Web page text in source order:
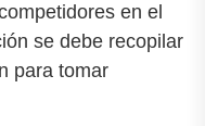
en el
se debe recopilar
para tomar